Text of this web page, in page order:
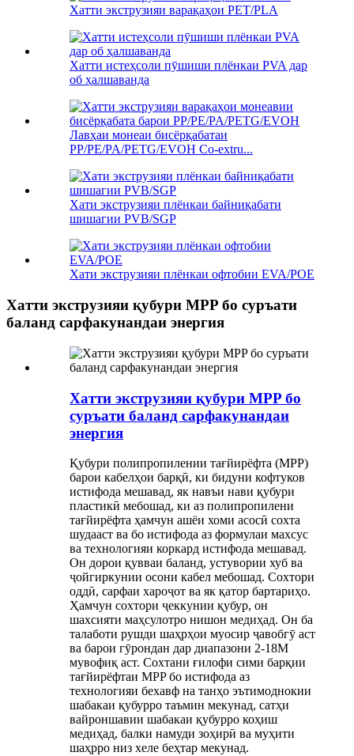
Хатти экструзияи варақаҳои PET/PLA
Хатти истеҳсоли пӯшиши плёнкаи PVA дар
об ҳалшаванда
Лавҳаи монеаи бисёрқабатаи
PP/PE/PA/PETG/EVOH Co-extru...
Хати экструзияи плёнкаи байниқабати
шишагии PVB/SGP
Хати экструзияи плёнкаи офтобии EVA/POE
Хатти экструзияи қубури MPP бо суръати
баланд сарфакунандаи энергия
Хатти экструзияи қубури MPP бо
суръати баланд сарфакунандаи
энергия
Қубури полипропилении тағйирёфта (MPP)
барои кабелҳои барқӣ, ки бидуни кофтуков
истифода мешавад, як навъи нави қубури
пластикӣ мебошад, ки аз полипропилени
тағйирёфта ҳамчун ашёи хоми асосӣ сохта
шудааст ва бо истифода аз формулаи махсус
ва технологияи коркард истифода мешавад.
Он дорои қувваи баланд, устувории хуб ва
ҷойгиркунии осони кабел мебошад. Сохтори
оддӣ, сарфаи хароҷот ва як қатор бартариҳо.
Ҳамчун сохтори ҷеккунии қубур, он
шахсияти маҳсулотро нишон медиҳад. Он ба
талаботи рушди шаҳрҳои муосир ҷавобгӯ аст
ва барои гӯрондан дар диапазони 2-18M
мувофиқ аст. Сохтани ғилофи сими барқии
тағйирёфтаи MPP бо истифода аз
технологияи бехавф на танҳо эътимоднокии
шабакаи қубурро таъмин мекунад, сатҳи
вайроншавии шабакаи қубурро коҳиш
медиҳад, балки намуди зоҳирӣ ва муҳити
шаҳрро низ хеле беҳтар мекунад.